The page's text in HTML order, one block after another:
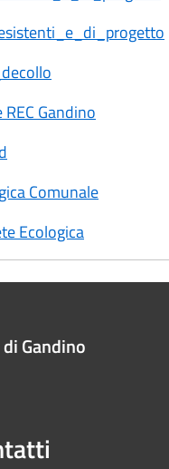
REC Gandino
Comunale
Ecologica
Gandino